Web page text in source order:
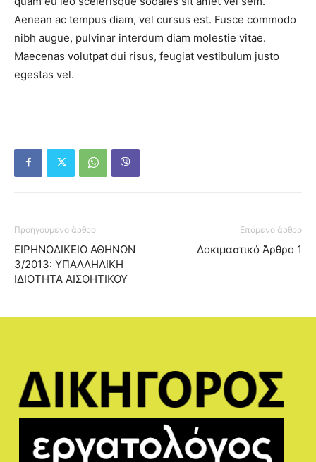
Aenean ac tempus diam, vel cursus est. Fusce commodo
nibh augue, pulvinar interdum diam molestie vitae.
Maecenas volutpat dui risus, feugiat vestibulum justo
egestas vel.
Προηγούμενο άρθρο
ΕΙΡΗΝΟΔΙΚΕΙΟ ΑΘΗΝΩΝ
3/2013: ΥΠΑΛΛΗΛΙΚΗ
ΙΔΙΟΤΗΤΑ ΑΙΣΘΗΤΙΚΟΥ
Επόμενο άρθρο
Δοκιμαστικό Άρθρο 1